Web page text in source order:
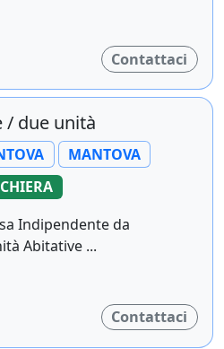
Contattaci
/ due unità
MANTOVA
Indipendente da
Abitative ...
Contattaci